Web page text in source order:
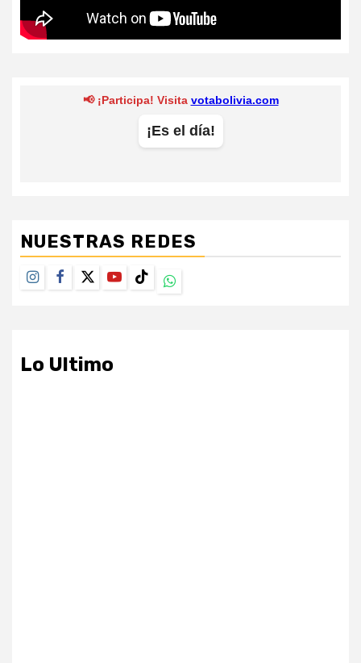
NUESTRAS REDES
Instagram
Facebook
TwitterYoutubeTikTokWhatsapp
Lo Ultimo